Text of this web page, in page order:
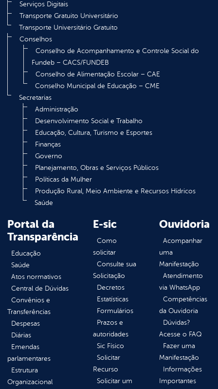
Serviços Digitais
Transporte Gratuito Universitário
Transporte Universitário Gratuito
Conselhos
Conselho de Acompanhamento e Controle Social do
Fundeb – CACS/FUNDEB
Conselho de Alimentação Escolar – CAE
Conselho Municipal de Educação – CME
Secretarias
Administração
Desenvolvimento Social e Trabalho
Educação, Cultura, Turismo e Esportes
Finanças
Governo
Planejamento, Obras e Serviços Públicos
Políticas da Mulher
Produção Rural, Meio Ambiente e Recursos Hídricos
Saúde
Portal da
Transparência
Educação
Saúde
Atos normativos
Central de Dúvidas
Convênios e
Transferências
Despesas
Diárias
Emendas
parlamentares
Estrutura
Organizacional
E-sic
Como
solicitar
Consulte sua
Solicitação
Decretos
Estatísticas
Formulários
Prazos e
autoridades
Sic Físico
Solicitar
Recurso
Solicitar um
Ouvidoria
Acompanhar
uma
Manifestação
Atendimento
via WhatsApp
Competências
da Ouvidoria
Dúvidas?
Acesse o FAQ
Fazer uma
Manifestação
Informações
Importantes